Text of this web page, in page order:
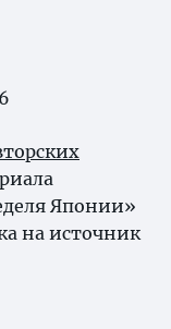
Японии»
на источник